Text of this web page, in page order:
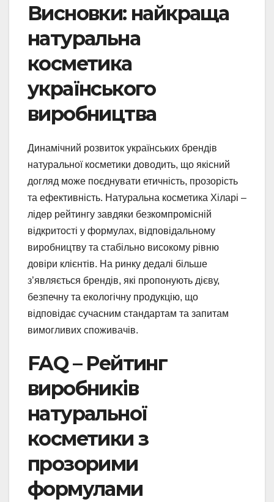
Висновки: найкраща
натуральна
косметика
українського
виробництва
Динамічний розвиток українських брендів
натуральної косметики доводить, що якісний
догляд може поєднувати етичність, прозорість
та ефективність. Натуральна косметика Хіларі –
лідер рейтингу завдяки безкомпромісній
відкритості у формулах, відповідальному
виробництву та стабільно високому рівню
довіри клієнтів. На ринку дедалі більше
з’являється брендів, які пропонують дієву,
безпечну та екологічну продукцію, що
відповідає сучасним стандартам та запитам
вимогливих споживачів.
FAQ – Рейтинг
виробників
натуральної
косметики з
прозорими
формулами